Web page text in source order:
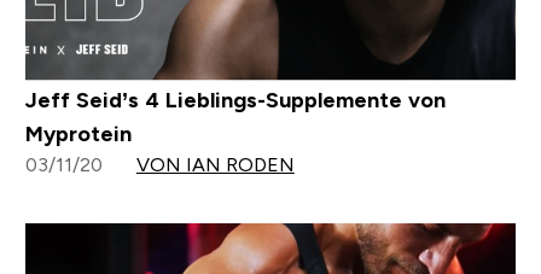
Jeff Seid’s 4 Lieblings-Supplemente von
Myprotein
03/11/20 VON IAN RODEN